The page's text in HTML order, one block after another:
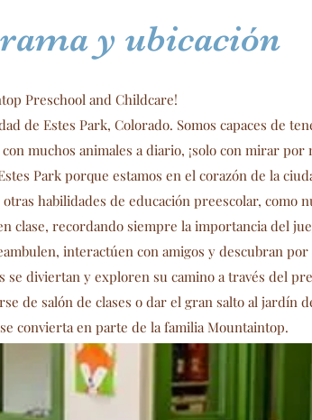
y ubicación
Preschool and Childcare!
de Estes Park, Colorado. Somos capaces de
muchos animales a diario, ¡solo con mirar por
Park porque estamos en el corazón de la
habilidades de educación preescolar, como
clase, recordando siempre la importancia del
interactúen con amigos y descubran
diviertan y exploren su camino a través del
de salón de clases o dar el gran salto al jardín
convierta en parte de la familia Mountaintop.